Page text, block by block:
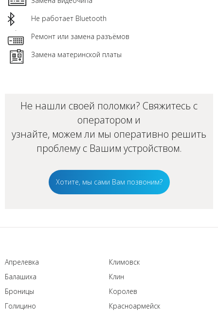
Не работает Bluetooth
Ремонт или замена разъёмов
Замена материнской платы
Не нашли своей поломки? Свяжитесь с
оператором и
узнайте, можем ли мы оперативно решить
проблему с Вашим устройством.
Хотите, мы сами Вам позвоним?
Апрелевка
Балашиха
Броницы
Голицино
Климовск
Клин
Королев
Красноармейск